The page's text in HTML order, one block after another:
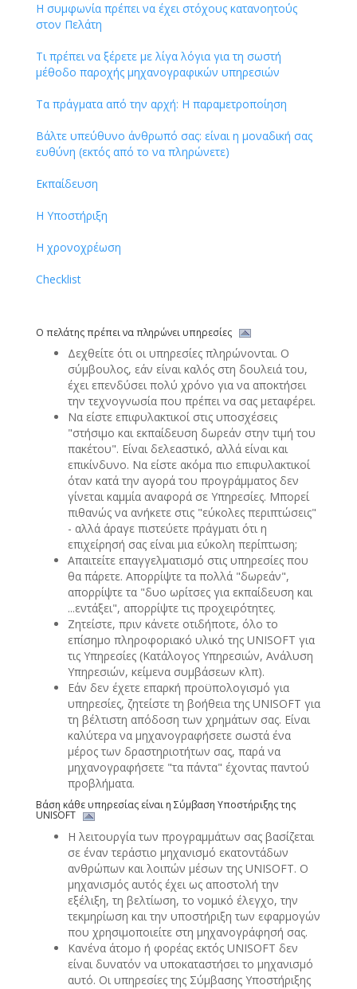
Η συμφωνία πρέπει να έχει στόχους κατανοητούς
στον Πελάτη
Τι πρέπει να ξέρετε με λίγα λόγια για τη σωστή
μέθοδο παροχής μηχανογραφικών υπηρεσιών
Τα πράγματα από την αρχή: Η παραμετροποίηση
Βάλτε υπεύθυνο άνθρωπό σας: είναι η μοναδική σας
ευθύνη (εκτός από το να πληρώνετε)
Εκπαίδευση
Η Υποστήριξη
Η χρονοχρέωση
Checklist
Ο πελάτης πρέπει να πληρώνει υπηρεσίες
Δεχθείτε ότι οι υπηρεσίες πληρώνονται. Ο
σύμβουλος, εάν είναι καλός στη δουλειά του,
έχει επενδύσει πολύ χρόνο για να αποκτήσει
την τεχνογνωσία που πρέπει να σας μεταφέρει.
Να είστε επιφυλακτικοί στις υποσχέσεις
"στήσιμο και εκπαίδευση δωρεάν στην τιμή του
πακέτου". Είναι δελεαστικό, αλλά είναι και
επικίνδυνο. Να είστε ακόμα πιο επιφυλακτικοί
όταν κατά την αγορά του προγράμματος δεν
γίνεται καμμία αναφορά σε Υπηρεσίες. Μπορεί
πιθανώς να ανήκετε στις "εύκολες περιπτώσεις"
- αλλά άραγε πιστεύετε πράγματι ότι η
επιχείρησή σας είναι μια εύκολη περίπτωση;
Απαιτείτε επαγγελματισμό στις υπηρεσίες που
θα πάρετε. Απορρίψτε τα πολλά "δωρεάν",
απορρίψτε τα "δυο ωρίτσες για εκπαίδευση και
...εντάξει", απορρίψτε τις προχειρότητες.
Ζητείστε, πριν κάνετε οτιδήποτε, όλο το
επίσημο πληροφοριακό υλικό της UNISOFT για
τις Υπηρεσίες (Κατάλογος Υπηρεσιών, Ανάλυση
Υπηρεσιών, κείμενα συμβάσεων κλπ).
Εάν δεν έχετε επαρκή προϋπολογισμό για
υπηρεσίες, ζητείστε τη βοήθεια της UNISOFT για
τη βέλτιστη απόδοση των χρημάτων σας. Είναι
καλύτερα να μηχανογραφήσετε σωστά ένα
μέρος των δραστηριοτήτων σας, παρά να
μηχανογραφήσετε "τα πάντα" έχοντας παντού
προβλήματα.
Βάση κάθε υπηρεσίας είναι η Σύμβαση Υποστήριξης της
UNISOFT
Η λειτουργία των προγραμμάτων σας βασίζεται
σε έναν τεράστιο μηχανισμό εκατοντάδων
ανθρώπων και λοιπών μέσων της UNISOFT. Ο
μηχανισμός αυτός έχει ως αποστολή την
εξέλιξη, τη βελτίωση, το νομικό έλεγχο, την
τεκμηρίωση και την υποστήριξη των εφαρμογών
που χρησιμοποιείτε στη μηχανογράφησή σας.
Κανένα άτομο ή φορέας εκτός UNISOFT δεν
είναι δυνατόν να υποκαταστήσει το μηχανισμό
αυτό. Οι υπηρεσίες της Σύμβασης Υποστήριξης